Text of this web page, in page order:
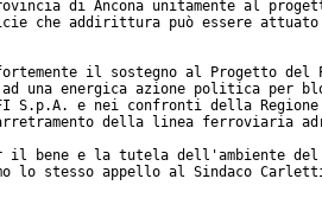
di Ancona unitamente al
che addirittura può essere
il sostegno al Progetto del
una energica azione politica per
S.p.A. e nei confronti della Regione
della linea ferroviaria
il bene e la tutela dell'ambiente
lo stesso appello al Sindaco